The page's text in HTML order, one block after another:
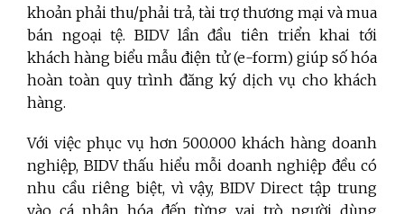
khoản phải thu/phải trả, tài trợ thương mại và mua
bán ngoại tệ. BIDV lần đầu tiên triển khai tới
khách hàng biểu mẫu điện tử (e-form) giúp số hóa
hoàn toàn quy trình đăng ký dịch vụ cho khách
hàng.
Với việc phục vụ hơn 500.000 khách hàng doanh
nghiệp, BIDV thấu hiểu mỗi doanh nghiệp đều có
nhu cầu riêng biệt, vì vậy, BIDV Direct tập trung
vào cá nhân hóa đến từng vai trò người dùng